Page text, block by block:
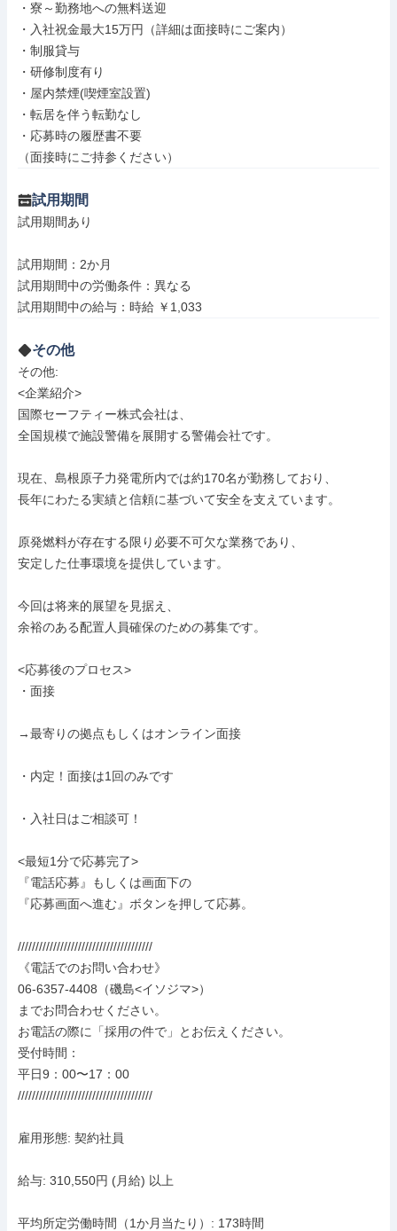
・寮～勤務地への無料送迎
・入社祝金最大15万円（詳細は面接時にご案内）
・制服貸与
・研修制度有り
・屋内禁煙(喫煙室設置)
・転居を伴う転勤なし
・応募時の履歴書不要
（面接時にご持参ください）
試用期間
試用期間あり
試用期間：2か月
試用期間中の労働条件：異なる
試用期間中の給与：時給 ￥1,033
その他
その他:
<企業紹介>
国際セーフティー株式会社は、
全国規模で施設警備を展開する警備会社です。
現在、島根原子力発電所内では約170名が勤務しており、
長年にわたる実績と信頼に基づいて安全を支えています。
原発燃料が存在する限り必要不可欠な業務であり、
安定した仕事環境を提供しています。
今回は将来的展望を見据え、
余裕のある配置人員確保のための募集です。
<応募後のプロセス>
・面接
→最寄りの拠点もしくはオンライン面接
・内定！面接は1回のみです
・入社日はご相談可！
<最短1分で応募完了>
『電話応募』もしくは画面下の
『応募画面へ進む』ボタンを押して応募。
//////////////////////////////////////
《電話でのお問い合わせ》
06-6357-4408（磯島<イソジマ>）
までお問合わせください。
お電話の際に「採用の件で」とお伝えください。
受付時間：
平日9：00〜17：00
//////////////////////////////////////
雇用形態: 契約社員
給与: 310,550円 (月給) 以上
平均所定労働時間（1か月当たり）: 173時間